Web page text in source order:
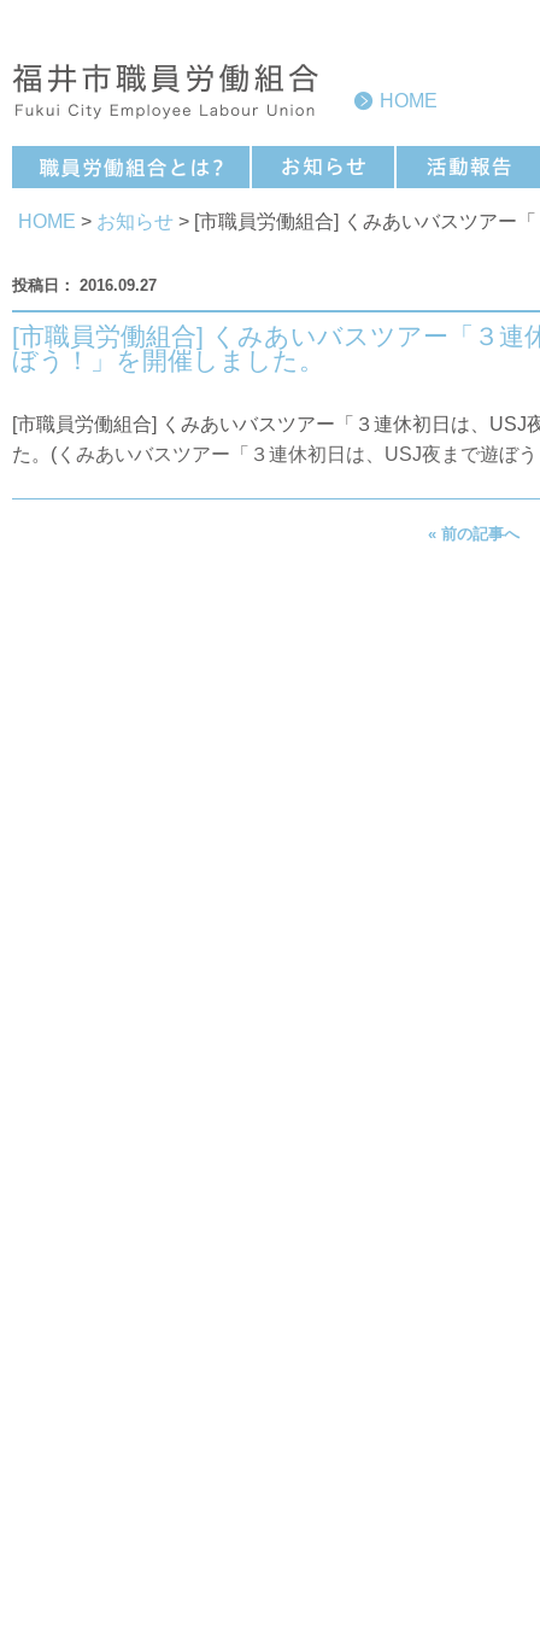
HOME
HOME > お知らせ > [市職員労働組合] くみあいバスツアー
2016.09.27
[市職員労働組合] くみあいバスツアー「３連
ぼう！」を開催しました。
[市職員労働組合] くみあいバスツアー「３連休初日は、USJ
た。( くみあいバスツアー「３連休初日は、USJ夜まで遊ぼ
« 前の記事へ